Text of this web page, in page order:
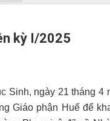
kỳ I/2025
ngày 21 tháng 4
Giáo phận Huế để